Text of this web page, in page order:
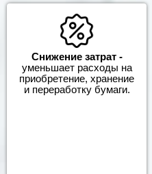
Снижение затрат -
уменьшает расходы на
приобретение, хранение
и переработку бумаги.